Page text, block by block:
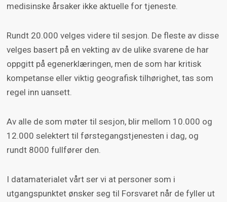
medisinske årsaker ikke aktuelle for tjeneste.
Rundt 20.000 velges videre til sesjon. De fleste av disse
velges basert på en vekting av de ulike svarene de har
oppgitt på egenerklæringen, men de som har kritisk
kompetanse eller viktig geografisk tilhørighet, tas som
regel inn uansett.
Av alle de som møter til sesjon, blir mellom 10.000 og
12.000 selektert til førstegangstjenesten i dag, og
rundt 8000 fullfører den.
I datamaterialet vårt ser vi at personer som i
utgangspunktet ønsker seg til Forsvaret når de fyller ut